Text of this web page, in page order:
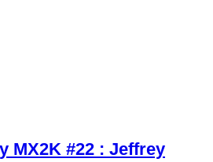
MX2K #22 : Jeffrey